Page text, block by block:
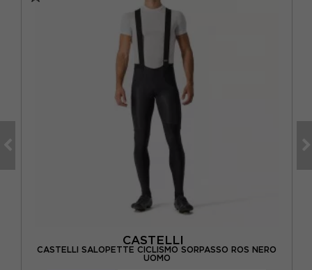
CASTELLI
CASTELLI SALOPETTE CICLISMO SORPASSO ROS NERO
UOMO